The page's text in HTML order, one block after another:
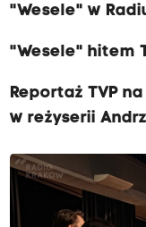
"Wesele" w
"Wesele" hitem
Reportaż TVP
w reżyserii